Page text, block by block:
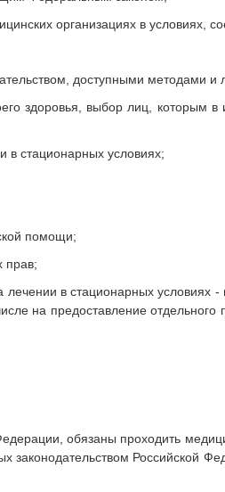
организациях в условиях,
доступными методами и
здоровья, выбор лиц, которым
в стационарных условиях;
помощи;
прав;
в стационарных условиях
на предоставление
обязаны проходить
Российской